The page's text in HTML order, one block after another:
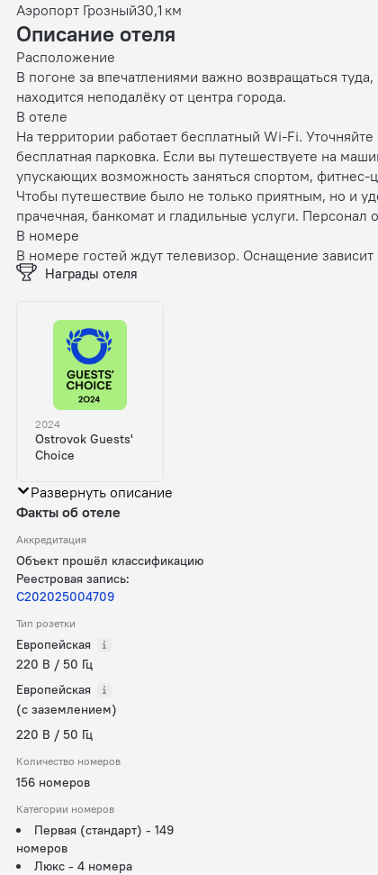
Аэропорт Грозный30,1 км
Описание отеля
Расположение
В погоне за впечатлениями важно возвращаться
находится неподалёку от центра города.
В отеле
На территории работает бесплатный Wi-Fi.
бесплатная парковка. Если вы путешествуете на
упускающих возможность заняться спортом, фитнес-
Чтобы путешествие было не только приятным, но и
прачечная, банкомат и гладильные услуги. Персонал
В номере
В номере гостей ждут телевизор. Оснащение
Награды отеля
2024
Ostrovok Guests'
Choice
Развернуть описание
Факты об отеле
Аккредитация
Объект прошёл классификацию
Реестровая запись:
С202025004709
Тип розетки
Европейская
220 В / 50 Гц
Европейская
(с заземлением)
220 В / 50 Гц
Количество номеров
156 номеров
Категории номеров
Первая (стандарт) - 149
номеров
Люкс - 4 номера